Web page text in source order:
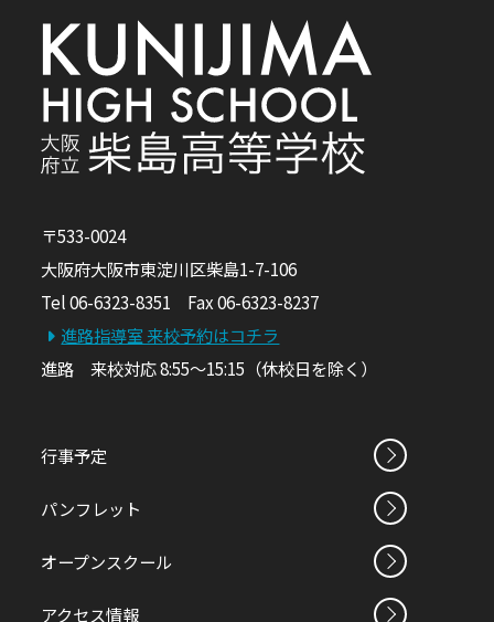
〒533-0024
大阪府大阪市東淀川区柴島1-7-106
Tel 06-6323-8351 Fax 06-6323-8237
進路指導室 来校予約はコチラ
進路 来校対応 8:55～15:15（休校日を除く）
行事予定
パンフレット
オープンスクール
アクセス情報